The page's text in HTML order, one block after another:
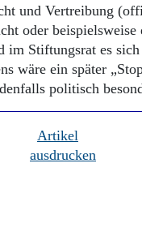
und Vertreibung
oder
im Stiftungsrat es
wäre ein später
politisch
Artikel
ausdrucken